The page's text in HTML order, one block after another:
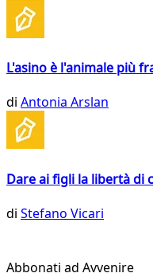
L'asino è l'animale più
di Antonia Arslan
Dare ai figli la libertà di
di Stefano Vicari
Abbonati ad Avvenire